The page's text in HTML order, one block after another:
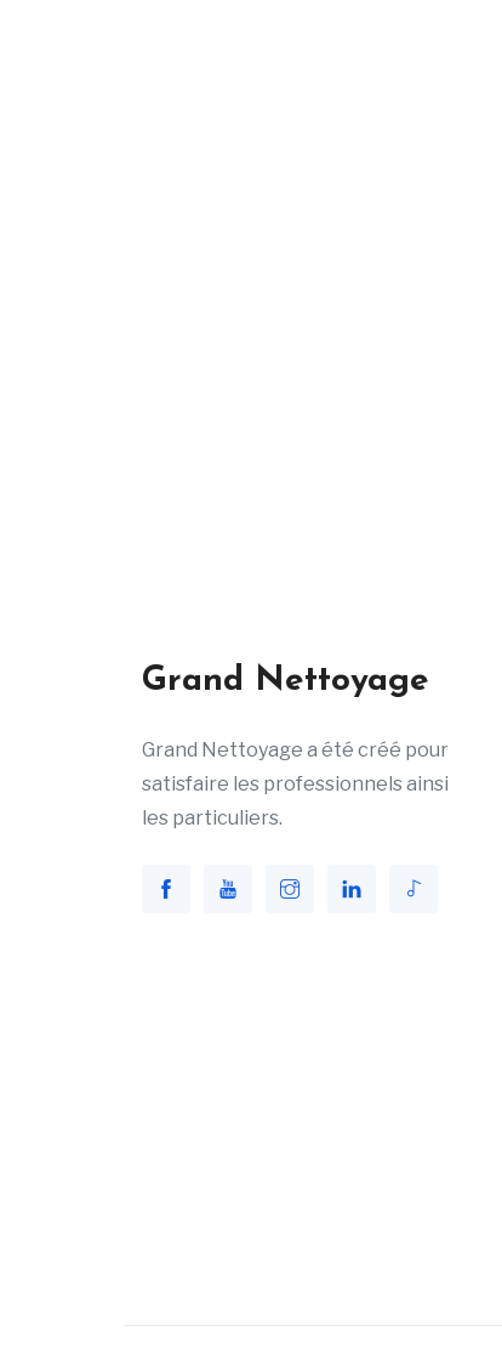
Grand Nettoyage
Grand Nettoyage a été créé pour
satisfaire les professionnels ainsi
les particuliers.